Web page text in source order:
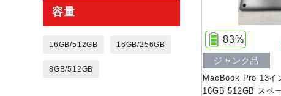
容量
16GB/512GB 16GB/256GB
8GB/512GB
MacBook Pro 13イ
16GB 512GB スペ
83%
ジャンク品